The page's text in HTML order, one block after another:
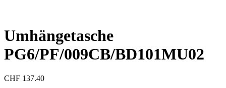
Umhängetasche
PG6/PF/009CB/BD101MU02
CHF 137.40